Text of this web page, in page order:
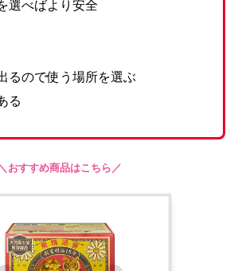
選べばより安全
るので使う場所を選ぶ
る
おすすめ商品はこちら／